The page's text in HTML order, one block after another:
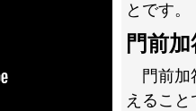
とです。
門前
門前加
えること